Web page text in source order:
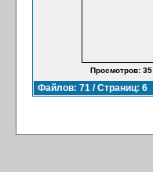
Просмотров: 35
Файлов: 71 / Страниц: 6